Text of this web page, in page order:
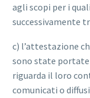
agli scopi per i
successivamente
c) l’attestazione
sono state portate
riguarda il loro
comunicati o